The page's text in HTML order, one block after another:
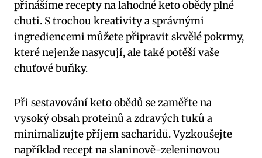
přinášíme recepty na ​lahodné ⁢keto obědy plné
chuti. S trochou kreativity​ a⁢ správnými
ingrediencemi můžete připravit skvělé pokrmy,
které nejenže nasycují, ale také potěší vaše
⁢chuťové buňky.
Při sestavování keto⁤ obědů se zaměřte na
vysoký obsah proteinů ⁣a zdravých tuků a
minimalizujte příjem sacharidů. Vyzkoušejte​
například recept na slaninově-zeleninovou